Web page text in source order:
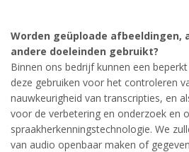
Worden geüploade afbeeldingen,
andere doeleinden gebruikt?
Binnen ons bedrijf kunnen een
deze gebruiken voor het controleren
nauwkeurigheid van transcripties, en
voor de verbetering en onderzoek en
spraakherkenningstechnologie. We
van audio openbaar maken of